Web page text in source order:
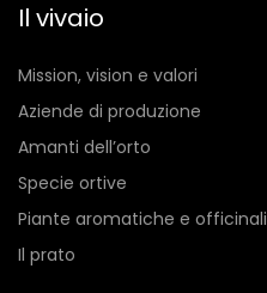
Il vivaio
Mission, vision e valori
Aziende di produzione
Amanti dell’orto
Specie ortive
Piante aromatiche e officinali
Il prato